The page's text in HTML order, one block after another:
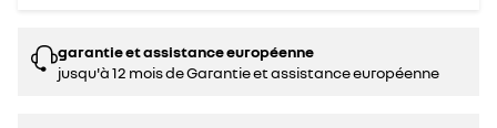
garantie et assistance européenne
jusqu'à 12 mois de Garantie et assistance européenne